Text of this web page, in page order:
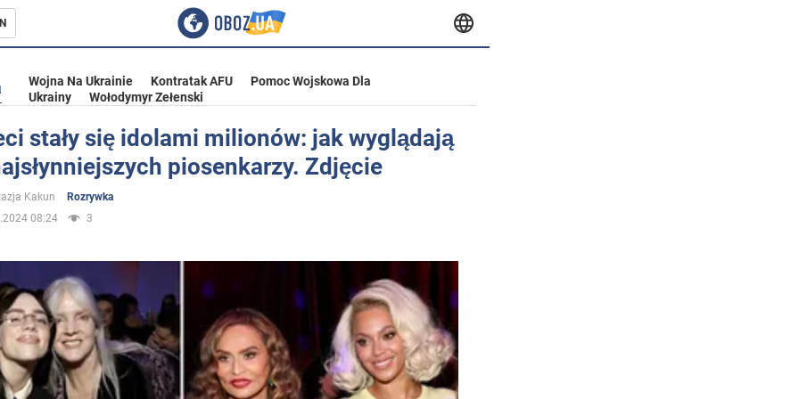
Ukrainie
Wojna Na Ukrainie Kontratak AFU
Pomoc Wojskowa Dla
Ukrainy
Wołodymyr Zełenski
stały się idolami milionów: jak wyglądają
piosenkarzy. Zdjęcie
Kakun
Rozrywka
08:24
3